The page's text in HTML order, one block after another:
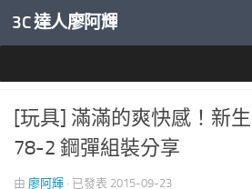
內文下方
3C 達人廖阿輝
[玩具] 滿滿的爽快感！新生
78-2 鋼彈組裝分享
由 廖阿輝 · 已發表 2015-09-23